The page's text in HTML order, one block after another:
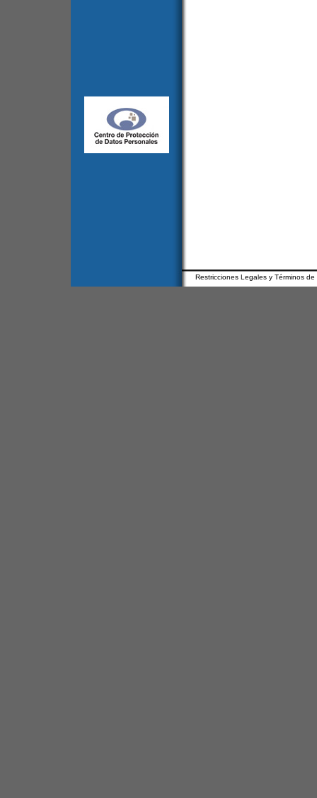
Restricciones Legales y Términos de